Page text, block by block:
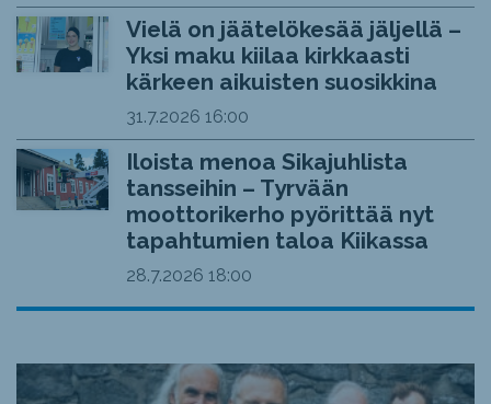
Vielä on jäätelökesää jäljellä –
Yksi maku kiilaa kirkkaasti
kärkeen aikuisten suosikkina
31.7.2026 16:00
Iloista menoa Sikajuhlista
tansseihin – Tyrvään
moottorikerho pyörittää nyt
tapahtumien taloa Kiikassa
28.7.2026 18:00